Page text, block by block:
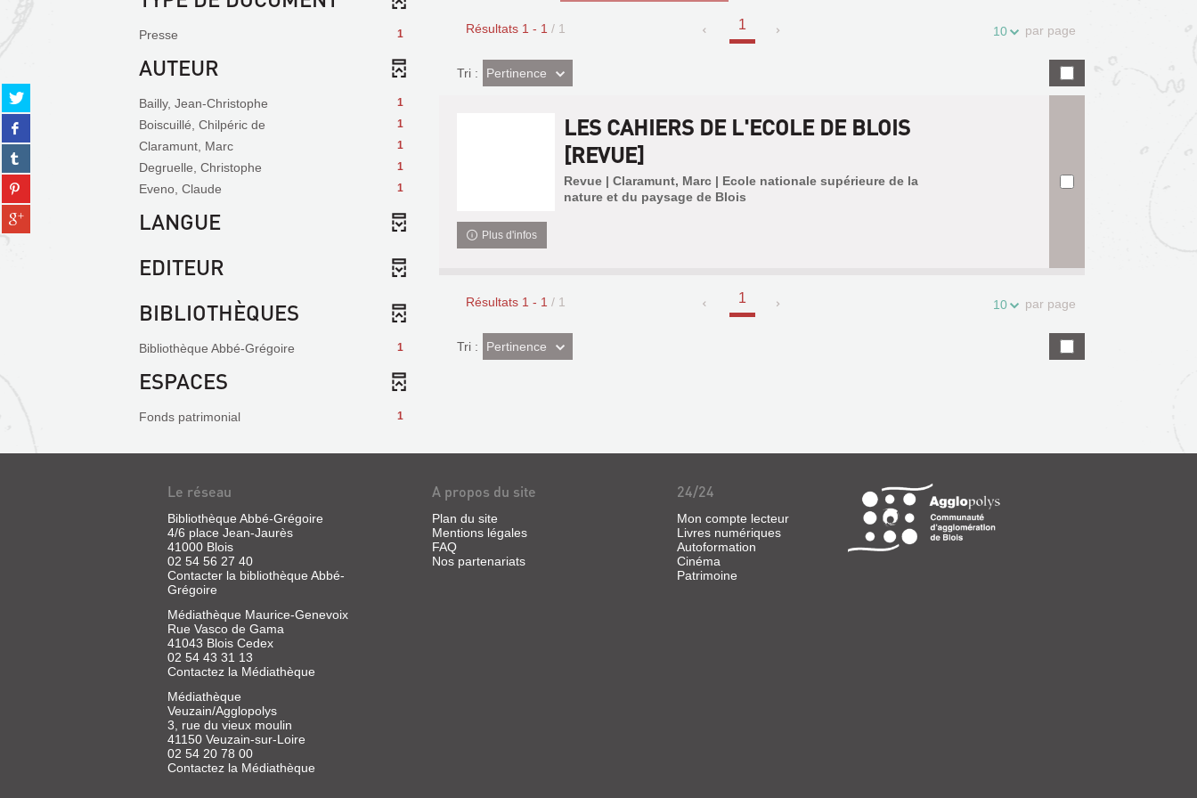
Partager
sur
twitter
(Nouvelle
fenêtre)
Partager
sur
facebook
(Nouvelle
fenêtre)
Partager
sur
tumblr
(Nouvelle
fenêtre)
Partager
sur
pinterest
(Nouvelle
Partager
sur
Résultats 1 - 1 / 1 1 10 par page
Tri :(Effet
imédiat)
Pertinence
LES CAHIERS DE L'ECOLE DE BLOIS
[REVUE]
Revue | Claramunt, Marc | Ecole nationale supérieure de la
nature et du paysage de Blois
Plus d'infos
Résultats 1 - 1 / 1 1 10 par page
Tri :(Effet
imédiat)
Pertinence
1
Presse
AUTEUR
1
Bailly, Jean-Christophe
1
Boiscuillé, Chilpéric de
1
Claramunt, Marc
1
Degruelle, Christophe
1
Eveno, Claude
LANGUE
EDITEUR
BIBLIOTHÈQUES
1
Bibliothèque Abbé-Grégoire
ESPACES
1
Fonds patrimonial
Le réseau
Bibliothèque Abbé-Grégoire
4/6 place Jean-Jaurès
41000 Blois
02 54 56 27 40
Contacter la bibliothèque Abbé-
Grégoire
Médiathèque Maurice-Genevoix
Rue Vasco de Gama
41043 Blois Cedex
02 54 43 31 13
Contactez la Médiathèque
Médiathèque
Veuzain/Agglopolys
3, rue du vieux moulin
41150 Veuzain-sur-Loire
02 54 20 78 00
Contactez la Médiathèque
A propos du site
Plan du site
Mentions légales
FAQ
Nos partenariats
24/24
Mon compte lecteur
Livres numériques
Autoformation
Cinéma
Patrimoine